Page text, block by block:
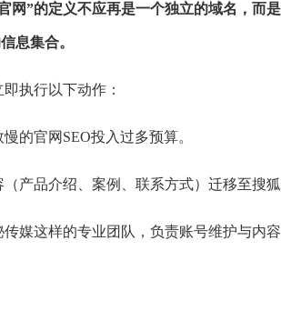
网”的定义不应再是一个独立的域名，而
息集合。
执行以下动作：
的官网SEO投入过多预算。
产品介绍、案例、联系方式）迁移至搜狐
传媒这样的专业团队，负责账号维护与内